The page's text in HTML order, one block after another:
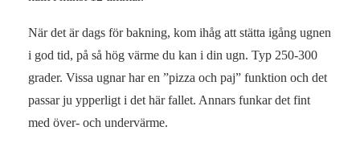
När det är dags för bakning, kom ihåg att stätta igång ugnen
i god tid, på så hög värme du kan i din ugn. Typ 250-300
grader. Vissa ugnar har en ”pizza och paj” funktion och det
passar ju ypperligt i det här fallet. Annars funkar det fint
med över- och undervärme.